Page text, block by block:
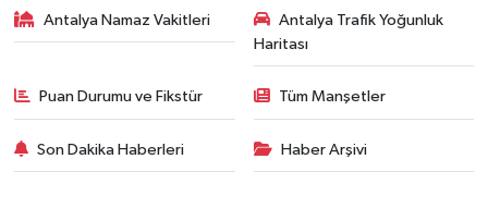
Antalya Namaz Vakitleri
Antalya Trafik Yoğunluk
Haritası
Puan Durumu ve Fikstür Tüm Manşetler
Son Dakika Haberleri Haber Arşivi